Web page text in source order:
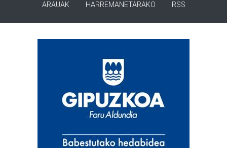
ARAUAK HARREMANETARAKO RSS